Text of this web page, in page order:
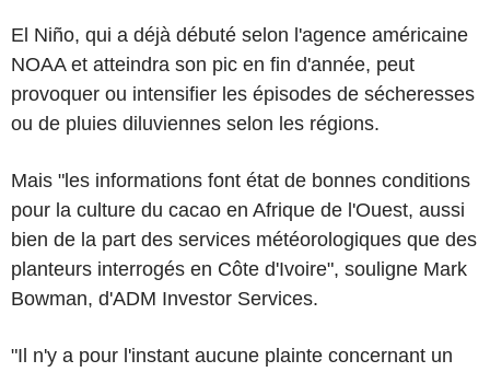
El Niño, qui a déjà débuté selon l'agence américaine
NOAA et atteindra son pic en fin d'année, peut
provoquer ou intensifier les épisodes de sécheresses
ou de pluies diluviennes selon les régions.
Mais "les informations font état de bonnes conditions
pour la culture du cacao en Afrique de l'Ouest, aussi
bien de la part des services météorologiques que des
planteurs interrogés en Côte d'Ivoire", souligne Mark
Bowman, d'ADM Investor Services.
"Il n'y a pour l'instant aucune plainte concernant un